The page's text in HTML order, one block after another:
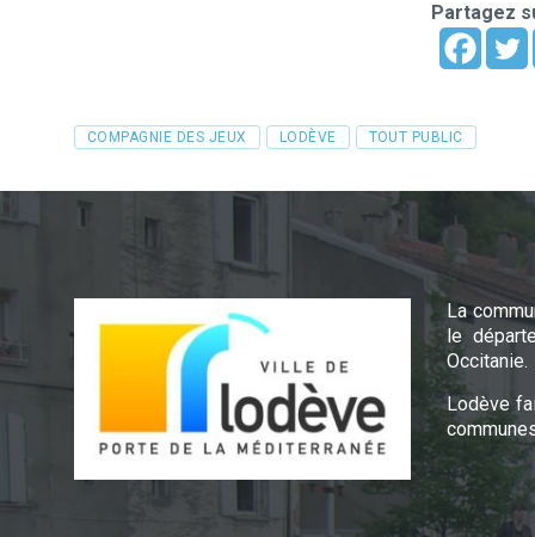
Partagez
Tags
COMPAGNIE DES JEUX LODÈVE TOUT PUBLIC
La
le
Occitanie.
Lodève